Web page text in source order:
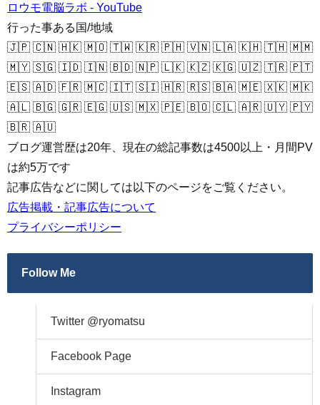
ロウモ電脳ラボ - YouTube
行った事ある国/地域
🇯🇵 🇨🇳 🇭🇰 🇲🇴 🇹🇼 🇰🇷 🇵🇭 🇻🇳 🇱🇦 🇰🇭 🇹🇭 🇲🇲
🇲🇾 🇸🇬 🇮🇩 🇮🇳 🇧🇩 🇳🇵 🇱🇰 🇰🇿 🇰🇬 🇺🇿 🇹🇷 🇵🇹
🇪🇸 🇦🇩 🇫🇷 🇲🇨 🇮🇹 🇸🇮 🇭🇷 🇷🇸 🇧🇦 🇲🇪 🇽🇰 🇲🇰
🇦🇱 🇧🇬 🇬🇷 🇪🇬 🇺🇸 🇲🇽 🇵🇪 🇧🇴 🇨🇱 🇦🇷 🇺🇾 🇵🇾
🇧🇷 🇦🇺
ブログ運営歴は20年、現在の総記事数は4500以上・月間PV
は約5万です
記事広告などに関しては以下のページをご覧ください。
広告掲載・記事広告について
プライバシーポリシー
Follow Me
Twitter @ryomatsu
Facebook Page
Instagram